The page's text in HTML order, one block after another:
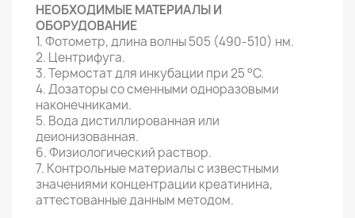
НЕОБХОДИМЫЕ МАТЕРИАЛЫ И
ОБОРУДОВАНИЕ
1. Фотометр, длина волны 505 (490-510) нм.
2. Центрифуга.
3. Термостат для инкубации при 25 °С.
4. Дозаторы со сменными одноразовыми
наконечниками.
5. Вода дистиллированная или
деионизованная.
6. Физиологический раствор.
7. Контрольные материалы с известными
значениями концентрации креатинина,
аттестованные данным методом.